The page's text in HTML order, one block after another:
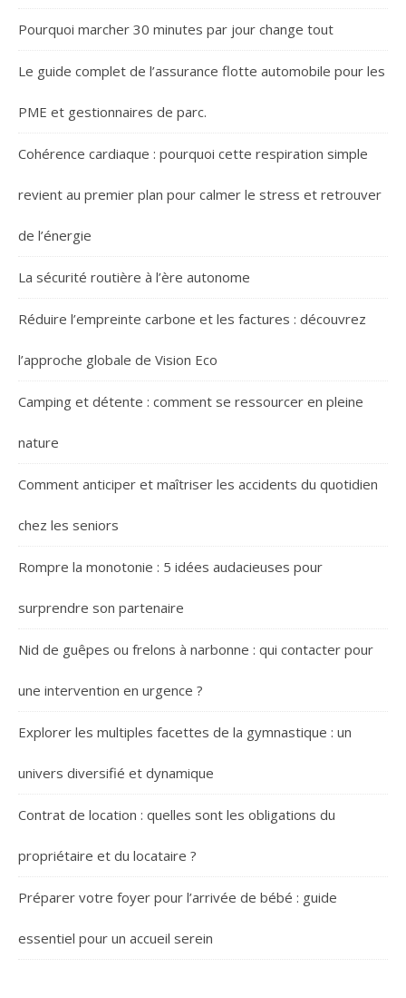
Pourquoi marcher 30 minutes par jour change tout
Le guide complet de l’assurance flotte automobile pour les
PME et gestionnaires de parc.
Cohérence cardiaque : pourquoi cette respiration simple
revient au premier plan pour calmer le stress et retrouver
de l’énergie
La sécurité routière à l’ère autonome
Réduire l’empreinte carbone et les factures : découvrez
l’approche globale de Vision Eco
Camping et détente : comment se ressourcer en pleine
nature
Comment anticiper et maîtriser les accidents du quotidien
chez les seniors
Rompre la monotonie : 5 idées audacieuses pour
surprendre son partenaire
Nid de guêpes ou frelons à narbonne : qui contacter pour
une intervention en urgence ?
Explorer les multiples facettes de la gymnastique : un
univers diversifié et dynamique
Contrat de location : quelles sont les obligations du
propriétaire et du locataire ?
Préparer votre foyer pour l’arrivée de bébé : guide
essentiel pour un accueil serein